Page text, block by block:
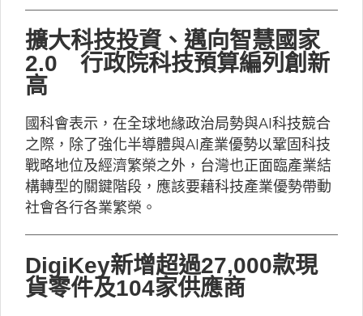
擴大科技投資、邁向智慧國家
2.0 行政院科技預算編列創新
高
國科會表示，在全球地緣政治局勢與AI科技競合
之際，除了強化半導體與AI產業優勢以鞏固科技
戰略地位及經濟繁榮之外，台灣也正面臨產業結
構轉型的關鍵階段，應該要藉科技產業優勢帶動
社會各行各業繁榮。
DigiKey新增超過27,000款現
貨零件及104家供應商